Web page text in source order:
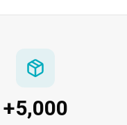
5,000
+